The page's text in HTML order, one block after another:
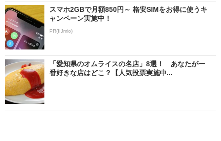
スマホ2GBで月額850円～ 格安SIMをお得に使うキ
ャンペーン実施中！
PR(IIJmio)
「愛知県のオムライスの名店」8選！ あなたが一
番好きな店はどこ？【人気投票実施中...